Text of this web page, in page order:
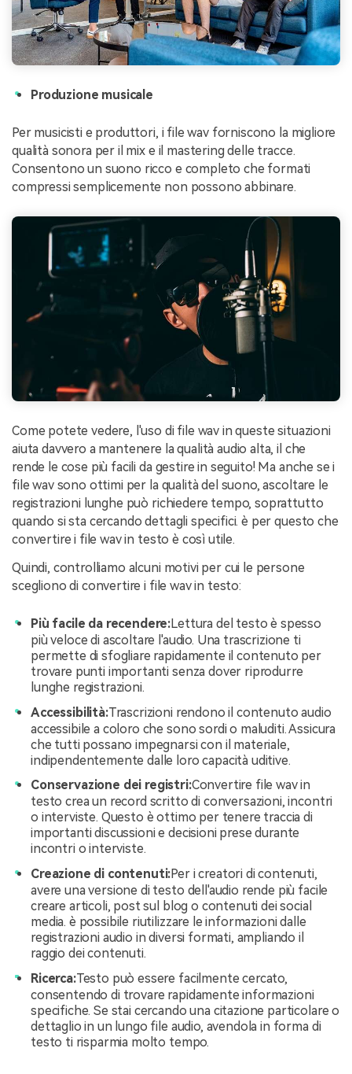
Produzione musicale
Per musicisti e produttori, i file wav forniscono la migliore
qualità sonora per il mix e il mastering delle tracce.
Consentono un suono ricco e completo che formati
compressi semplicemente non possono abbinare.
Come potete vedere, l'uso di file wav in queste situazioni
aiuta davvero a mantenere la qualità audio alta, il che
rende le cose più facili da gestire in seguito! Ma anche se i
file wav sono ottimi per la qualità del suono, ascoltare le
registrazioni lunghe può richiedere tempo, soprattutto
quando si sta cercando dettagli specifici. è per questo che
convertire i file wav in testo è così utile.
Quindi, controlliamo alcuni motivi per cui le persone
scegliono di convertire i file wav in testo:
Più facile da recendere:Lettura del testo è spesso
più veloce di ascoltare l'audio. Una trascrizione ti
permette di sfogliare rapidamente il contenuto per
trovare punti importanti senza dover riprodurre
lunghe registrazioni.
Accessibilità:Trascrizioni rendono il contenuto audio
accessibile a coloro che sono sordi o maluditi. Assicura
che tutti possano impegnarsi con il materiale,
indipendentemente dalle loro capacità uditive.
Conservazione dei registri:Convertire file wav in
testo crea un record scritto di conversazioni, incontri
o interviste. Questo è ottimo per tenere traccia di
importanti discussioni e decisioni prese durante
incontri o interviste.
Creazione di contenuti:Per i creatori di contenuti,
avere una versione di testo dell'audio rende più facile
creare articoli, post sul blog o contenuti dei social
media. è possibile riutilizzare le informazioni dalle
registrazioni audio in diversi formati, ampliando il
raggio dei contenuti.
Ricerca:Testo può essere facilmente cercato,
consentendo di trovare rapidamente informazioni
specifiche. Se stai cercando una citazione particolare o
dettaglio in un lungo file audio, avendola in forma di
testo ti risparmia molto tempo.